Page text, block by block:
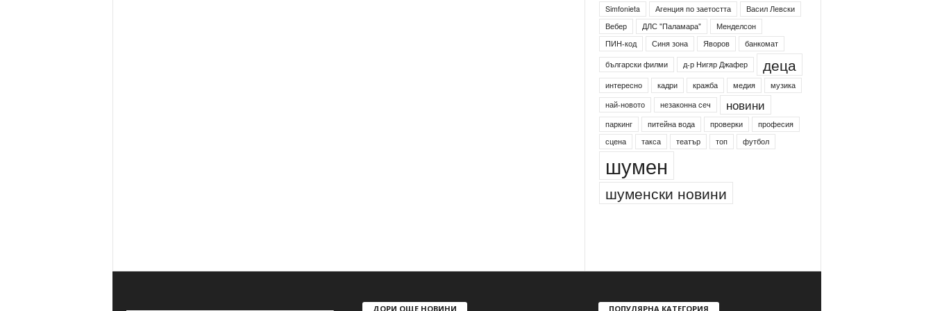
Simfonieta Агенция по заетостта
Васил Левски
Вебер
ДЛС "Паламара"
Менделсон
ПИН-код
Синя зона Яворов
банкомат
български филми
д-р Нигяр Джафер деца
интересно кадри кражба медия
музика
най-новото
незаконна сеч новини
паркинг питейна вода проверки
професия
сцена
такса театър топ футбол
шумен
шуменски новини
ДОРИ ОЩЕ НОВИНИ ПОПУЛЯРНА КАТЕГОРИЯ